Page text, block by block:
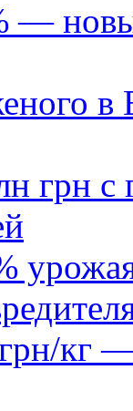
в
грн с
кг —